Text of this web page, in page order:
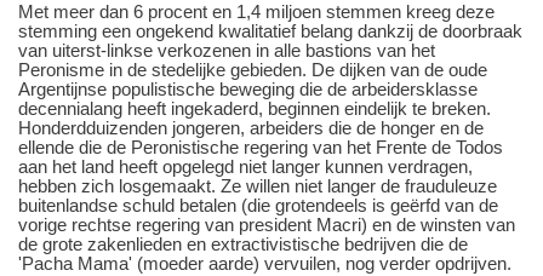
Met meer dan 6 procent en 1,4 miljoen stemmen kreeg deze
stemming een ongekend kwalitatief belang dankzij de doorbraak
van uiterst-linkse verkozenen in alle bastions van het
Peronisme in de stedelijke gebieden. De dijken van de oude
Argentijnse populistische beweging die de arbeidersklasse
decennialang heeft ingekaderd, beginnen eindelijk te breken.
Honderdduizenden jongeren, arbeiders die de honger en de
ellende die de Peronistische regering van het Frente de Todos
aan het land heeft opgelegd niet langer kunnen verdragen,
hebben zich losgemaakt. Ze willen niet langer de frauduleuze
buitenlandse schuld betalen (die grotendeels is geërfd van de
vorige rechtse regering van president Macri) en de winsten van
de grote zakenlieden en extractivistische bedrijven die de
'Pacha Mama' (moeder aarde) vervuilen, nog verder opdrijven.